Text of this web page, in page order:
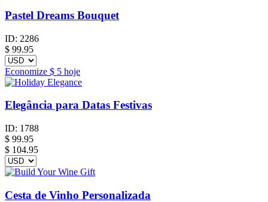
Pastel Dreams Bouquet
ID: 2286
$ 99.95
Economize $ 5 hoje
Elegância para Datas Festivas
ID: 1788
$ 99.95
$ 104.95
Cesta de Vinho Personalizada